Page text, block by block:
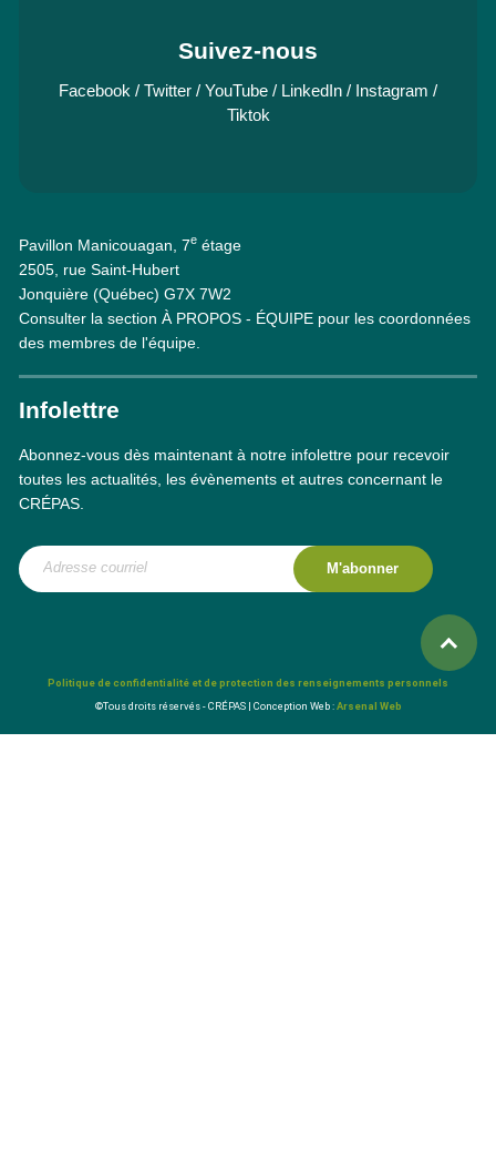
Suivez-nous
Facebook / Twitter / YouTube / LinkedIn / Instagram /
Tiktok
Pavillon Manicouagan, 7e étage
2505, rue Saint-Hubert
Jonquière (Québec) G7X 7W2
Consulter la section À PROPOS - ÉQUIPE pour les coordonnées
des membres de l'équipe.
Infolettre
Abonnez-vous dès maintenant à notre infolettre pour recevoir
toutes les actualités, les évènements et autres concernant le
CRÉPAS.
M'abonner
Politique de confidentialité et de protection des renseignements personnels
©Tous droits réservés - CRÉPAS | Conception Web :Arsenal Web